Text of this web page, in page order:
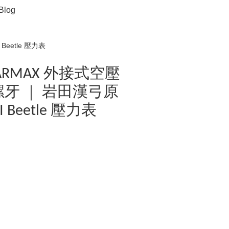
Blog
壓力表
外接式空壓
｜ 岩田漢弓原
Beetle 壓力表